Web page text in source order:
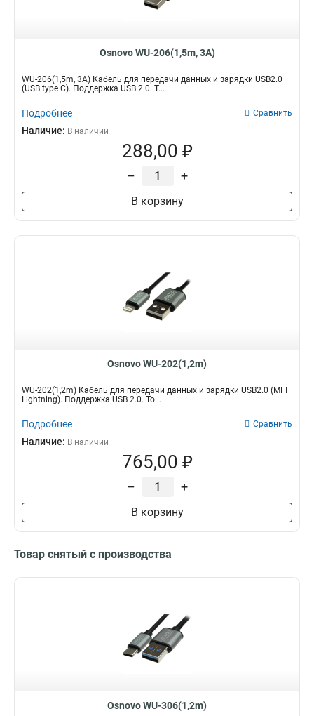
Osnovo WU-206(1,5m, 3А)
WU-206(1,5m, 3А) Кабель для передачи данных и зарядки USB2.0
(USB type C). Поддержка USB 2.0. Т...
Подробнее Сравнить
Наличие: В наличии
288,00 ₽
– +
В корзину
Osnovo WU-202(1,2m)
WU-202(1,2m) Кабель для передачи данных и зарядки USB2.0 (MFI
Lightning). Поддержка USB 2.0. То...
Подробнее Сравнить
Наличие: В наличии
765,00 ₽
– +
В корзину
Товар снятый с производства
Osnovo WU-306(1,2m)